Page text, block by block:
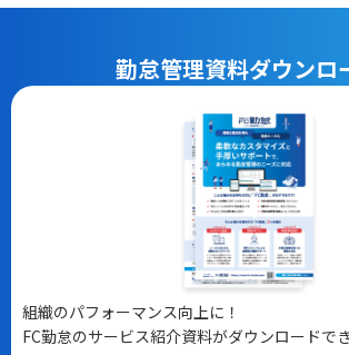
勤怠管理資料ダウンロ
組織のパフォーマンス向上に！
FC勤怠のサービス紹介資料がダウンロードでき